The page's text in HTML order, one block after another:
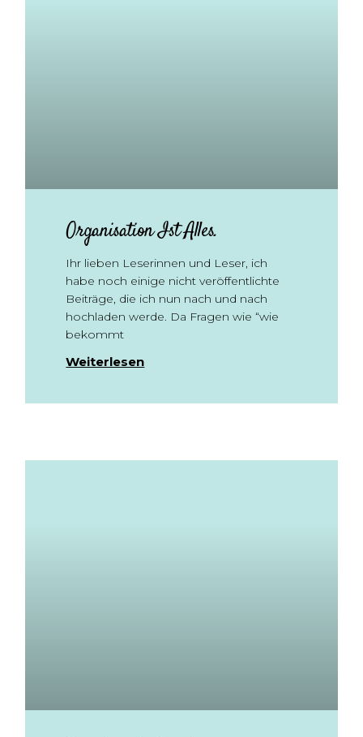
Organisation Ist Alles.
Ihr lieben Leserinnen und Leser, ich
habe noch einige nicht veröffentlichte
Beiträge, die ich nun nach und nach
hochladen werde. Da Fragen wie “wie
bekommt
Weiterlesen